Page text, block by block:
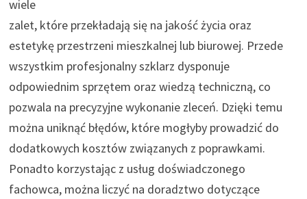
wiele
zalet, które przekładają się na jakość życia oraz
estetykę przestrzeni mieszkalnej lub biurowej. Przede
wszystkim profesjonalny szklarz dysponuje
odpowiednim sprzętem oraz wiedzą techniczną, co
pozwala na precyzyjne wykonanie zleceń. Dzięki temu
można uniknąć błędów, które mogłyby prowadzić do
dodatkowych kosztów związanych z poprawkami.
Ponadto korzystając z usług doświadczonego
fachowca, można liczyć na doradztwo dotyczące